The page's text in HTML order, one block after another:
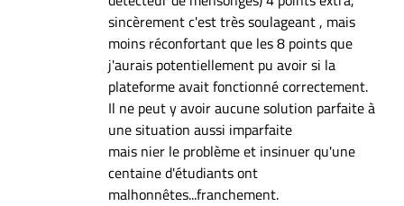
sincèrement c'est très soulageant , mais
moins réconfortant que les 8 points que
j'aurais potentiellement pu avoir si la
plateforme avait fonctionné correctement.
Il ne peut y avoir aucune solution parfaite à
une situation aussi imparfaite
mais nier le problème et insinuer qu'une
centaine d'étudiants ont
malhonnêtes...franchement.